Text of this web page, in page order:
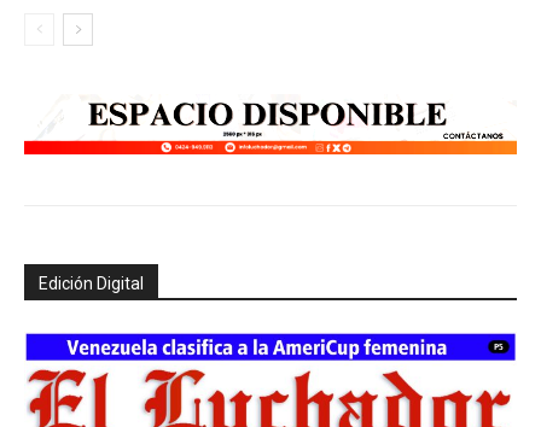
Edición Digital